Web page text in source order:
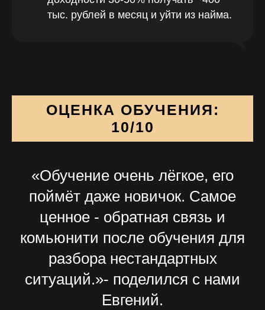
тыс. рублей в месяц и уйти из найма.
ОЦЕНКА ОБУЧЕНИЯ:
10/10
«Обучение очень лёгкое, его
поймёт даже новичок. Самое
ценное - обратная связь и
комьюнити после обучения для
разбора нестандартных
ситуаций.»- поделился с нами
Евгений.
Политика обработки персональных данных
ИНН 753601487829
По вопросам сотрудничества
g.petr@me.com
Хотите работать с нами?
g.petr@me.com
Сайт разработан -Boldyrevv